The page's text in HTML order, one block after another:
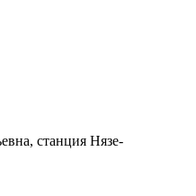
станция Нязе-